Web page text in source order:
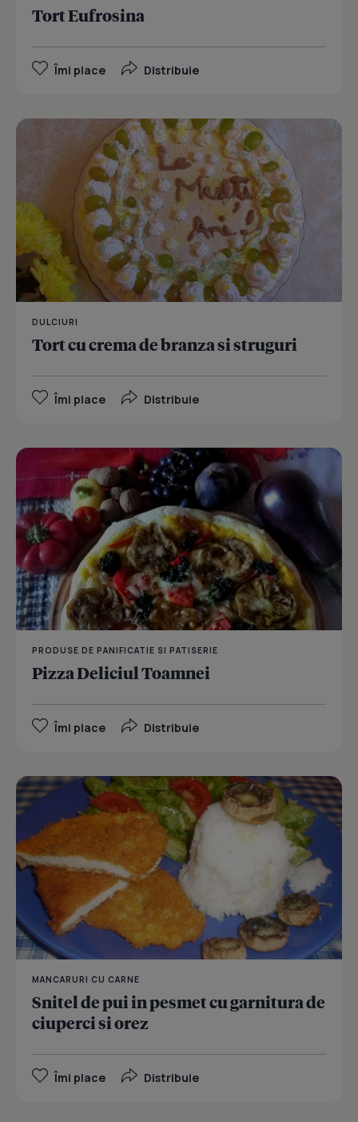
Tort Eufrosina
Îmi place Distribuie
DULCIURI
Tort cu crema de branza si struguri
Îmi place Distribuie
PRODUSE DE PANIFICATIE SI PATISERIE
Pizza Deliciul Toamnei
Îmi place Distribuie
MANCARURI CU CARNE
Snitel de pui in pesmet cu garnitura de
ciuperci si orez
Îmi place Distribuie